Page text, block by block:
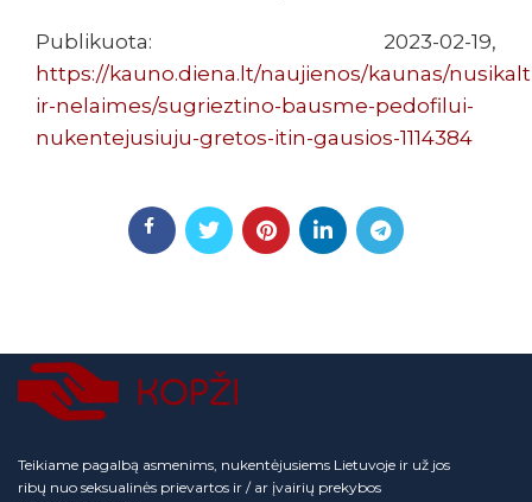
Publikuota: 2023-02-19,
https://kauno.diena.lt/naujienos/kaunas/
ir-nelaimes/sugrieztino-bausme-pedofilui-
nukentejusiuju-gretos-itin-gausios-1114384
Teikiame pagalbą asmenims, nukentėjusiems Lietuvoje ir už jos
ribų nuo seksualinės prievartos ir / ar įvairių prekybos